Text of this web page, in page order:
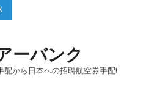
ーバンク
から日本への招聘航空券手配!